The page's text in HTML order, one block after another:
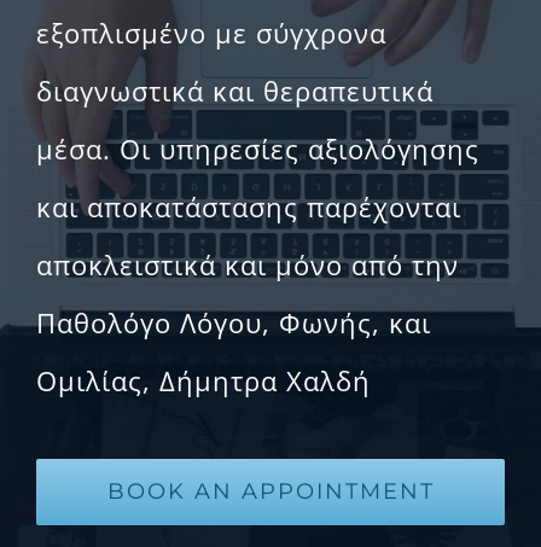
εξοπλισμένο με σύγχρονα
διαγνωστικά και θεραπευτικά
μέσα. Οι υπηρεσίες αξιολόγησης
και αποκατάστασης παρέχονται
αποκλειστικά και μόνο από την
Παθολόγο Λόγου, Φωνής, και
Ομιλίας, Δήμητρα Χαλδή
BOOK AN APPOINTMENT